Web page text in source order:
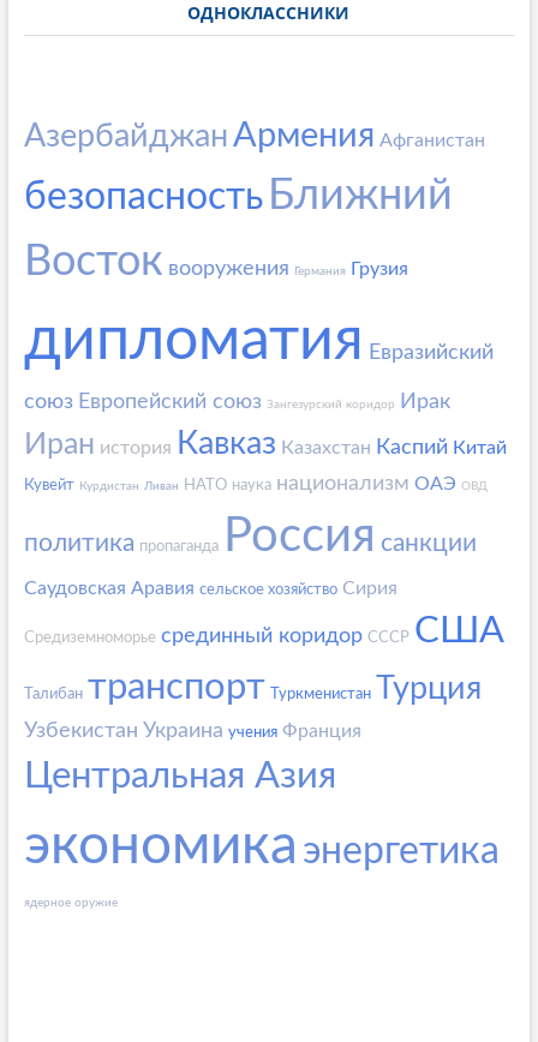
ОДНОКЛАССНИКИ
АзербайджанАрмения Афганистан
безопасность Ближний
Восток вооружения Германия Грузия
дипломатия Евразийский
союз Европейский союз Зангезурский коридор Ирак
Иран история Кавказ Казахстан Каспий Китай
Кувейт Курдистан Ливан НАТО наука национализм ОАЭ ОВД
политика пропаганда Россия санкции
Саудовская Аравия сельское хозяйство Сирия
Средиземноморье срединный коридор СССР США
Талибан транспорт Туркменистан Турция
Узбекистан Украина учения Франция
Центральная Азия
экономика энергетика
ядерное оружие